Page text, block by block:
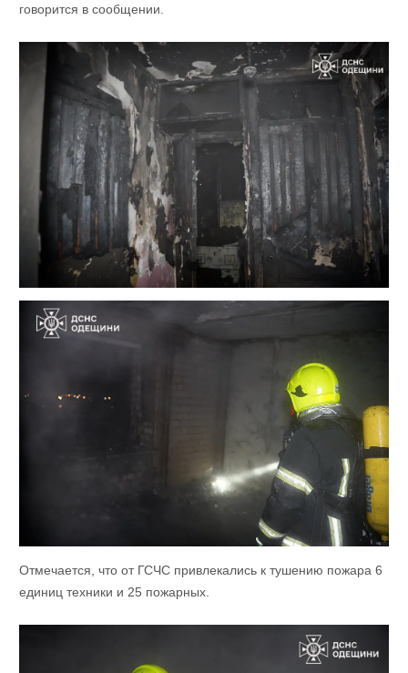
говорится в сообщении.
Отмечается, что от ГСЧС привлекались к тушению пожара 6
единиц техники и 25 пожарных.